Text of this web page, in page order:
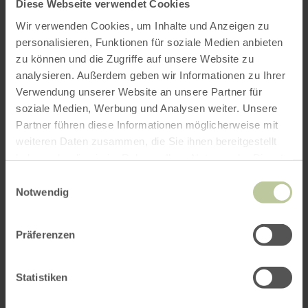
Diese Webseite verwendet Cookies
Wir verwenden Cookies, um Inhalte und Anzeigen zu
personalisieren, Funktionen für soziale Medien anbieten
zu können und die Zugriffe auf unsere Website zu
analysieren. Außerdem geben wir Informationen zu Ihrer
Verwendung unserer Website an unsere Partner für
soziale Medien, Werbung und Analysen weiter. Unsere
Partner führen diese Informationen möglicherweise mit
weiteren Daten zusammen, die Sie ihnen bereitgestellt
Notwendig
Präferenzen
Statistiken
mijningangen, oude leisteenmijnen en de
eerbiedwaardige overblijfselen van de
bedrijfsgebouwen.
Wat wil je in het
Leisteenland
beleven?
De leisteenmijnroute voert je langs de hoogste
leisteenafvalberg van Duitsland en laat je diep
in dit belangrijke tijdperk duiken. Een absoluut